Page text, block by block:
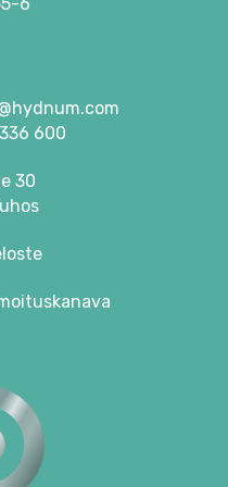
600
30